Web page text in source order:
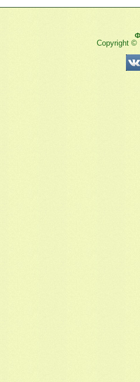
Copyright ©